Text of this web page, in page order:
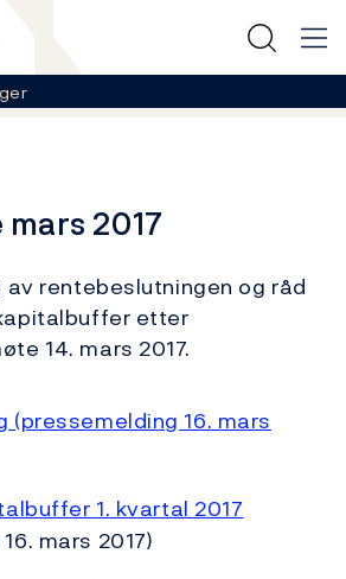
2017
rentebeslutningen og råd
etter
14. mars 2017.
(pressemelding 16. mars
1. kvartal 2017
mars 2017)